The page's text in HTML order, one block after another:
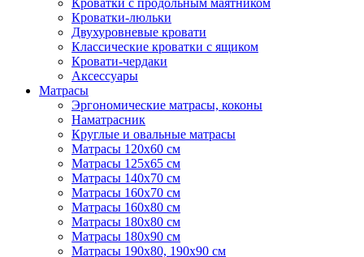
Кроватки с продольным маятником
Кроватки-люльки
Двухуровневые кровати
Классические кроватки с ящиком
Кровати-чердаки
Аксессуары
Матрасы
Эргономические матрасы, коконы
Наматрасник
Круглые и овальные матрасы
Матрасы 120х60 см
Матрасы 125х65 см
Матрасы 140х70 см
Матрасы 160х70 см
Матрасы 160х80 см
Матрасы 180х80 см
Матрасы 180х90 см
Матрасы 190х80, 190х90 см